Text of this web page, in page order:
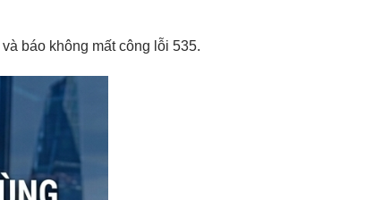
và báo không mất công lỗi 535.